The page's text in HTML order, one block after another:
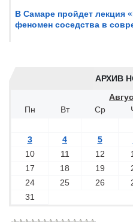
В Самаре пройдет лекция
феномен соседства в
АРХИВ
Пн
Вт Ср
3
4 5
10
11 12
17
18 19
24
25 26
31